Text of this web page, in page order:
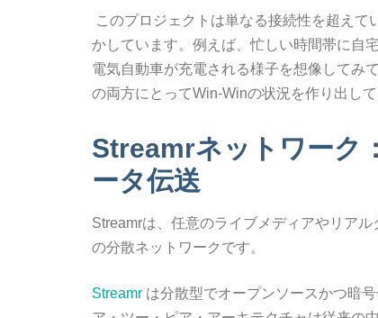
このプロジェクトは単なる接続性を超え
かしています。例えば、忙しい時間帯に自
電気自動車が充電される様子を想像してみ
の両方にとってWin-Winの状況を作り出して
Streamrネットワーク
ータ伝送
Streamrは、任意のライブメディアやリア
の分散ネットワークです。
Streamr は分散型でオープンソースかつ暗